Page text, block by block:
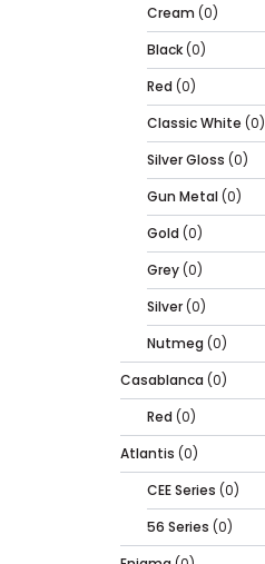
Cream (0)
Black(0)
Red (0)
Classic White (0)
Silver Gloss (0)
Gun Metal(0)
Gold (0)
Grey(0)
Silver(0)
Nutmeg (0)
Casablanca (0)
Red (0)
Atlantis (0)
CEE Series (0)
56 Series (0)